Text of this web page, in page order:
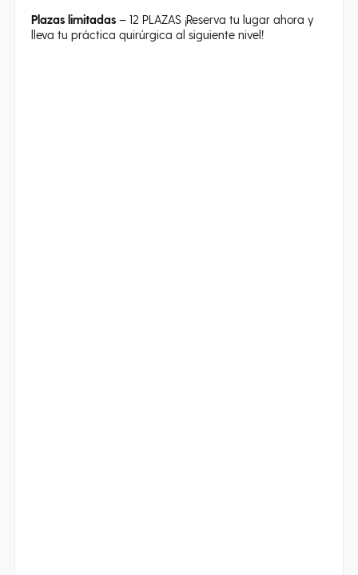
Plazas limitadas – 12 PLAZAS ¡Reserva tu lugar ahora y
lleva tu práctica quirúrgica al siguiente nivel!